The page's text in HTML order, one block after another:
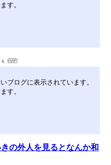
す。
ブログに表示されています。
す。
きの外人を見るとなんか和